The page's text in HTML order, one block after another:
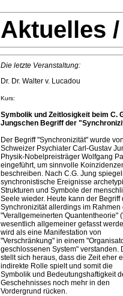
Aktuelles
Die letzte Veranstaltung:
Dr. Dr. Walter v. Lucadou
Kurs:
Symbolik und Zeitlosigkeit beim C.
Jungschen Begriff der
Der Begriff "Synchronizität" wurde
Schweizer Psychiater Carl-Gustav
Physik-Nobelpreisträger Wolfgang
eingeführt, um sinnvolle
beschreiben. Nach C.G. Jung
synchronistische Ereignisse
Strukturen und Symbole der
Seele wieder. Heute kann der Begriff
Synchronizität allerdings im Rahmen
"Verallgemeinerten Quantentheorie"
wesentlich allgemeiner gefasst
wird als eine Manifestation von
"Verschränkung" in einem
geschlossenen System" verstanden.
stellt sich heraus, dass die Zeit eher
indirekte Rolle spielt und somit die
Symbolik und Bedeutungshaftigkeit
Geschehnisses noch mehr in den
Vordergrund rücken.